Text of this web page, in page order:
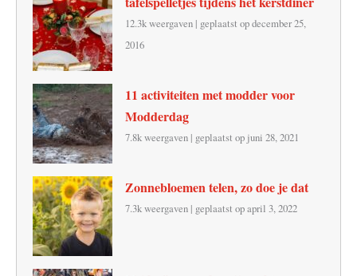
12.3k weergaven | geplaatst op december 25,
2016
11 activiteiten met modder voor
Modderdag
7.8k weergaven | geplaatst op juni 28, 2021
Zonnebloemen telen, zo doe je dat
7.3k weergaven | geplaatst op april 3, 2022